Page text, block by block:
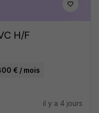
H/F
€ / mois
il y a 4 jours